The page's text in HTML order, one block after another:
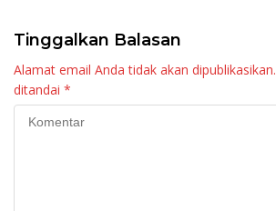
Tinggalkan Balasan
Alamat email Anda tidak akan dipublikasikan.
ditandai *